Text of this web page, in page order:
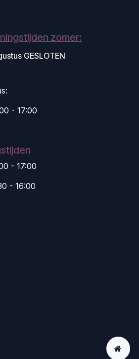
zomer:
GESLOTEN
- 17:00
- 17:00
- 16:00